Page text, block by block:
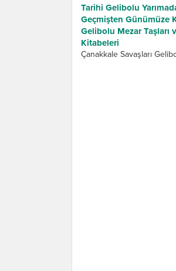
Tarihi Gelibolu
Geçmişten Günümüze
Gelibolu Mezar Taşları
Kitabeleri
Çanakkale Savaşları